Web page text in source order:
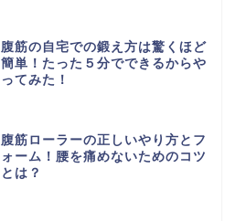
腹筋の自宅での鍛え方は驚くほど
簡単！たった５分でできるからや
ってみた！
腹筋ローラーの正しいやり方とフ
ォーム！腰を痛めないためのコツ
とは？